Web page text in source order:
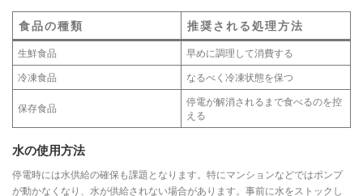
食品の種類 推奨される処理方法
生鮮食品
早めに調理して消費する
冷凍食品
なるべく冷凍状態を保つ
保存食品
停電が解消されるまで食べるのを控
える
水の使用方法
停電時には水供給の確保も課題となります。特にマンションなどではポンプ
が動かなくなり、水が供給されない場合があります。事前に水をストックし